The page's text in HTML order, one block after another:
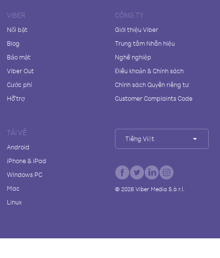
VIBER
Nổi bật
Blog
Bảo mật
Viber Out
Cước phí
Hỗ trợ
CÔNG TY
Giới thiệu Viber
Trung tâm Nhãn hiệu
Nghề nghiệp
Điều khoản & Chính sách
Chính sách Quyền riêng tư
Customer Complaints Code
TẢI VỀ
Android
iPhone & iPad
Windows PC
Mac
Linux
Tiếng Việt
© 2026Viber Media S.à r.l.